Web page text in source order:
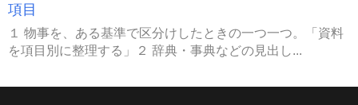
項目
１ 物事を、ある基準で区分けしたときの一つ一つ。「資料
を項目別に整理する」２ 辞典・事典などの見出し...